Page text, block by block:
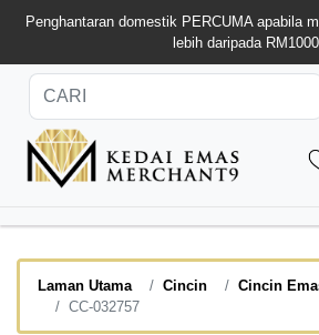
Penghantaran domestik PERCUMA apabila
lebih daripada
Laman Utama Cincin
Cincin
CC-032757